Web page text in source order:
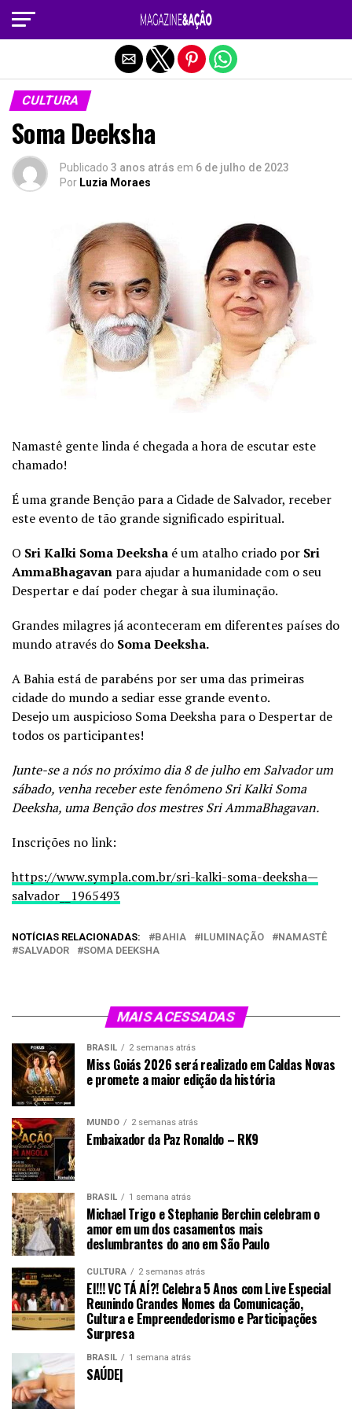
CULTURA
Soma Deeksha
Publicado 3 anos atrás em 6 de julho de 2023
Por Luzia Moraes
Namastê gente linda é chegada a hora de escutar este
chamado!
É uma grande Benção para a Cidade de Salvador, receber
este evento de tão grande significado espiritual.
O Sri Kalki Soma Deeksha é um atalho criado por Sri
AmmaBhagavan para ajudar a humanidade com o seu
Despertar e daí poder chegar à sua iluminação.
Grandes milagres já aconteceram em diferentes países do
mundo através do Soma Deeksha.
A Bahia está de parabéns por ser uma das primeiras
cidade do mundo a sediar esse grande evento.
Desejo um auspicioso Soma Deeksha para o Despertar de
todos os participantes!
Junte-se a nós no próximo dia 8 de julho em Salvador um
sábado, venha receber este fenômeno Sri Kalki Soma
Deeksha, uma Benção dos mestres Sri AmmaBhagavan.
Inscrições no link:
https://www.sympla.com.br/sri-kalki-soma-deeksha—
salvador__1965493
NOTÍCIAS RELACIONADAS: BAHIA ILUMINAÇÃO
NAMASTÊ
SALVADOR
SOMA DEEKSHA
MAIS ACESSADAS
BRASIL 2 semanas atrás
Miss Goiás 2026 será realizado em Caldas Novas
e promete a maior edição da história
MUNDO 2 semanas atrás
Embaixador da Paz Ronaldo – RK9
BRASIL 1 semana atrás
Michael Trigo e Stephanie Berchin celebram o
amor em um dos casamentos mais
deslumbrantes do ano em São Paulo
CULTURA 2 semanas atrás
EI!!! VC TÁ AÍ?! Celebra 5 Anos com Live Especial
Reunindo Grandes Nomes da Comunicação,
Cultura e Empreendedorismo e Participações
Surpresa
BRASIL 1 semana atrás
SAÚDE|
Sair da versão mobile